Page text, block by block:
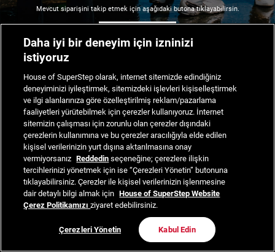
Mevcut siparişini takip etmek için aşağıdaki butona tıklayabilirsin.
Daha iyi bir deneyim için izninizi
istiyoruz
House of SuperStep olarak, internet sitemizde edindiğiniz
deneyiminizi iyileştirmek, sitemizdeki işlevleri kişiselleştirmek
ve ilgi alanlarınıza göre özelleştirilmiş reklam/pazarlama
faaliyetleri yürütebilmek için çerezler kullanıyoruz. İnternet
sitemizin çalışması için zorunlu olan çerezler dışındaki
çerezlerin kullanımına ve bu çerezler aracılığıyla elde edilen
kişisel verilerinizin yurt dışına aktarılmasına onay
vermiyorsanız Reddedin seçeneğine; çerezlere ilişkin
tercihlerinizi yönetmek için ise “Çerezleri Yönetin” butonuna
tıklayabilirsiniz. Çerezler ile kişisel verilerinizin işlenmesine
dair detaylı bilgi almak için House of SuperStep Website
Çerez Politikamızıziyaret edebilirsiniz.
Çerezleri Yönetin Kabul Edin